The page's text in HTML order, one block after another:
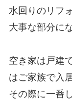
水回りのリフ
大事な部分に
空き家は戸建
はご家族で入
その際に一番